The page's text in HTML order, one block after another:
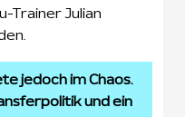
Trainer Julian
jedoch im Chaos.
und ein